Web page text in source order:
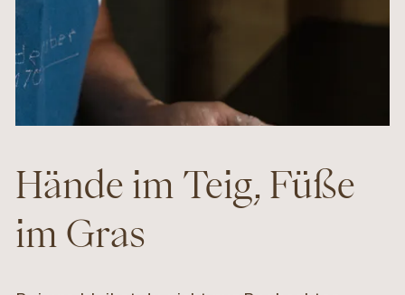
Hände im Teig, Füße
im Gras